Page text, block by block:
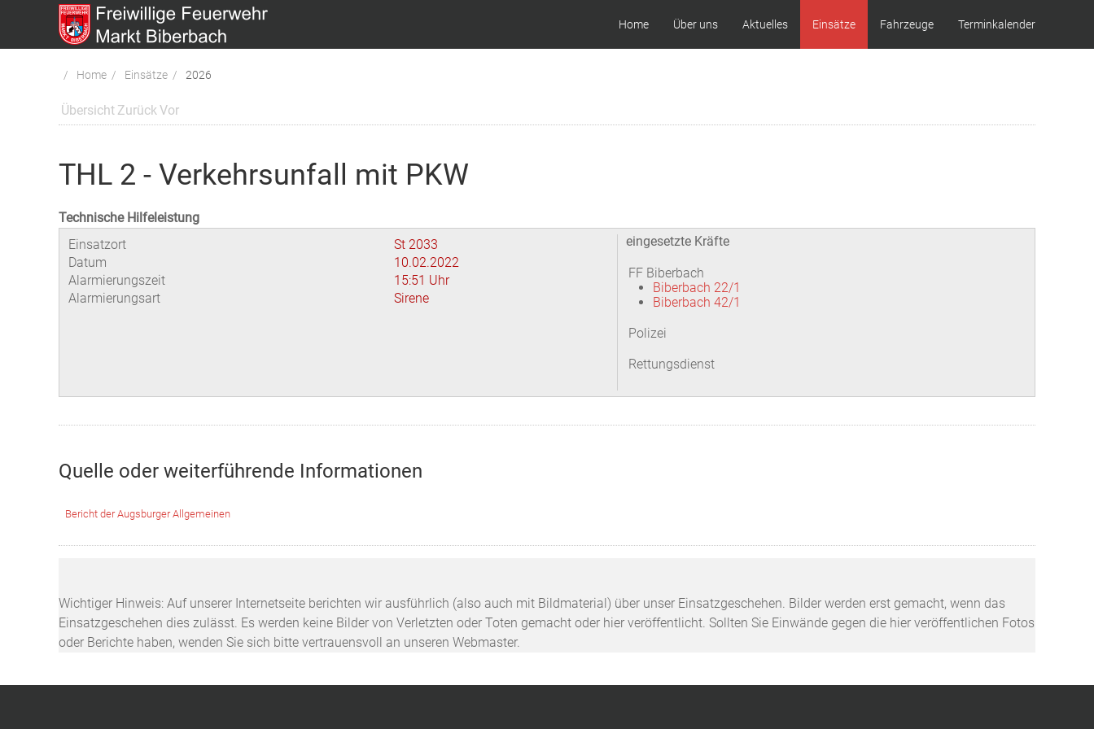
Home Über uns Aktuelles Einsätze Fahrzeuge Terminkalender
Home Einsätze 2026
Übersicht ZurückVor
THL 2 - Verkehrsunfall mit PKW
Technische Hilfeleistung
Einsatzort
St 2033
Datum
10.02.2022
Alarmierungszeit
15:51 Uhr
Alarmierungsart
Sirene
eingesetzte Kräfte
FF Biberbach
Biberbach 22/1
Biberbach 42/1
Polizei
Rettungsdienst
Quelle oder weiterführende Informationen
Bericht der Augsburger Allgemeinen
Wichtiger Hinweis: Auf unserer Internetseite berichten wir ausführlich (also auch mit Bildmaterial) über unser Einsatzgeschehen. Bilder werden erst gemacht, wenn das
Einsatzgeschehen dies zulässt. Es werden keine Bilder von Verletzten oder Toten gemacht oder hier veröffentlicht. Sollten Sie Einwände gegen die hier veröffentlichen Fotos
oder Berichte haben, wenden Sie sich bitte vertrauensvoll an unseren Webmaster.